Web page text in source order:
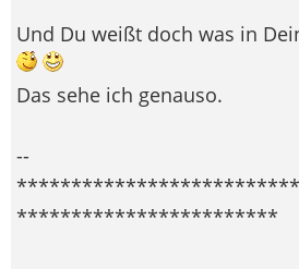
Und Du weißt doch was in
Das sehe ich genauso.
--
************************